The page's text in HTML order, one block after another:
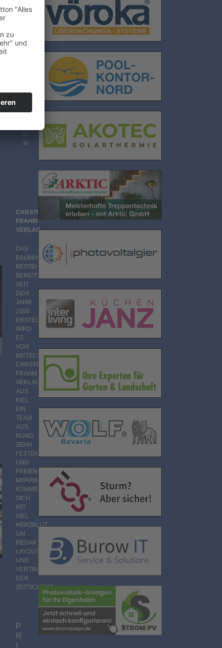
S
T
U
M
CARSTEN
FRAHM
VERLAG
DAS
BAUMAGAZIN
BESTEHT
BEREITS
SEIT
DEM
JAHR
2000.
ERSTELLT
WIRD
ES
VOM
MITTELSTÄNDISCHEN
CARSTEN
FRAHM
VERLAG
AUS
KIEL.
EIN
TEAM
AUS
RUND
ZEHN
FESTEN
UND
FREIEN
MITARBEITERN
KÜMMERT
SICH
MIT
VIEL
HERZBLUT
UM
REDAKTION,
LAYOUT
UND
VERTRIEB
DER
ZEITSCHRIFT.
P
R